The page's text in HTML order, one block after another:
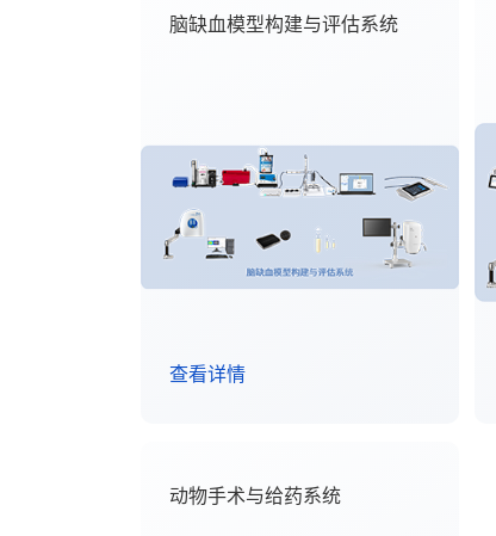
脑缺血模型构建与评估系统
查看详情
动物手术与给药系统